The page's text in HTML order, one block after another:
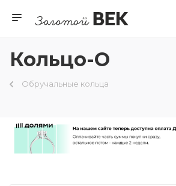
Кольцо-О
Обручальные кольца